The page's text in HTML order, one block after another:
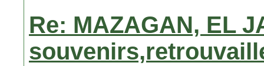
Re: MAZAGAN, EL